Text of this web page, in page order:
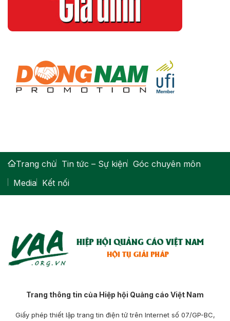
Trang chủ Tin tức – Sự kiện Góc chuyên môn
Media Kết nối
Trang thông tin của Hiệp hội Quảng cáo Việt Nam
Giấy phép thiết lập trang tin điện tử trên Internet số 07/GP-BC,